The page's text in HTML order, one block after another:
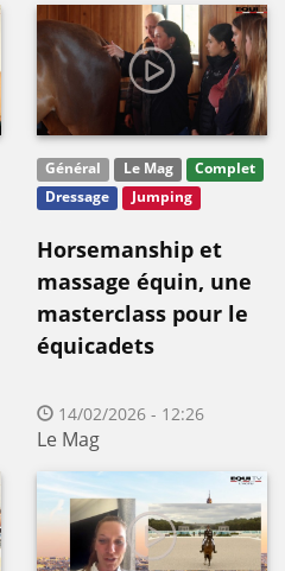
Général Le Mag
Complet
Dressage
Jumping
Horsemanship et
massage équin, une
masterclass pour le
équicadets
14/02/2026 - 12:26
Le Mag